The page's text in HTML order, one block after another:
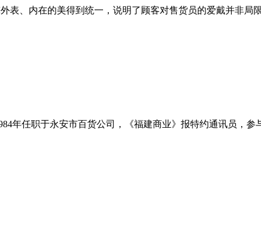
表、内在的美得到统一，说明了顾客对售货员的爱戴并非
年任职于永安市百货公司，《福建商业》报特约通讯员，